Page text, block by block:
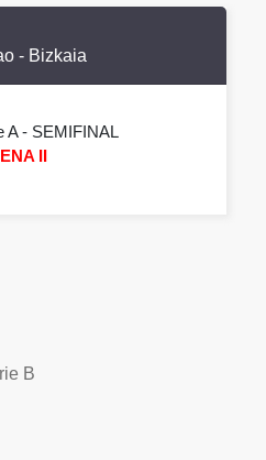
- Bizkaia
A- SEMIFINAL
II
B